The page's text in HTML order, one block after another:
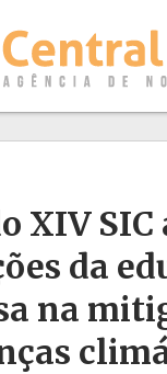
XIV SIC
da
na